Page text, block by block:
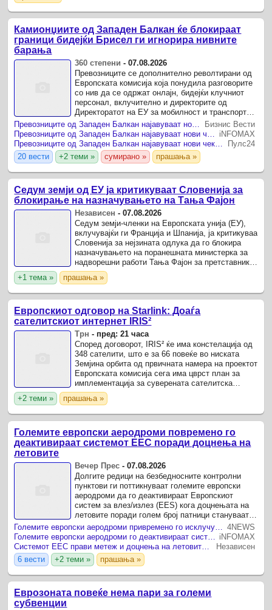
Камионџиите од Западен Балкан ќе блокираат
граници бидејќи Брисел ги игнорира нивните
барања
360 степени -07.08.2026
Превозниците се дополнително револтирани од
Европската комисија која понудила разговорите
со нив да се одржат онлајн, бидејќи клучниот
персонал, вклучително и директорите од
Директоратот на ЕУ за мобилност и транспорт
биле на годишен одмор до 12 август
Меѓународните превозници ...
Превозниците од Западен Балкан најавуваат нови чекори ако ЕУ не понуди решение
Бизнис Вести
Превозниците од Западен Балкан најавуваат нови чекори ако ЕУ не понуди решение iNFOMAX
Превозниците од Западен Балкан најавуваат нови чекори ако ЕУ не понуди решение
Пулс24
20 вести
+2 теми » сумирано » прашања »
Седум земји од ЕУ ја критикуваат Словенија за
блокирање на назначувањето на Тања Фајон
Независен -07.08.2026
Седум земји-членки на Европската унија (ЕУ),
вклучувајќи ги Франција и Шпанија, ја критикуваа
Словенија за нејзината одлука да го блокира
назначувањето на поранешната министерка за
надворешни работи Тања Фајон за претставник
на ЕУ за регионот Сахел во Африка, објавува
Euractiv, ...
+1 тема » прашања »
Европскиот одговор на Starlink: Доаѓа
сателитскиот интернет IRIS²
Трн - пред: 21 часа
Според договорот, IRIS² ќе има констелација од
348 сателити, што е за 66 повеќе во ниската
Земјина орбита од првичната намера на проектот
Европската комисија сега има цврст план за
имплементација за суверената сателитска
широкопојасна услуга на Европската Унија IRIS²,
што значи ...
+2 теми » прашања »
Големите европски аеродроми повремено го
деактивираат системот ЕЕС поради доцнења на
летовите
Вечер Прес -07.08.2026
Долгите редици на безбедносните контролни
пунктови ги поттикнуваат големите европски
аеродроми да го деактивираат Европскиот
систем за влез/излез (EES) кога доцнењата на
летовите поради голем број патници стануваат
предолги, пишува италијанскиот бизнис весник
„Il sole venti ...
4NEWS
iNFOMAX
Независен
6 вести
+2 теми » прашања »
Еврозоната повеќе нема пари за големи
субвенции